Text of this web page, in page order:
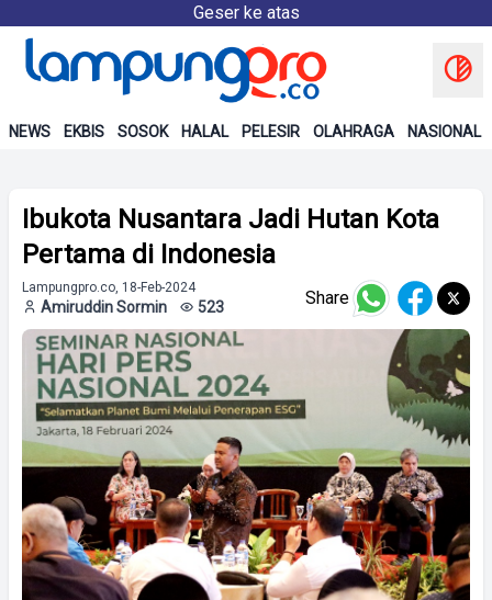
Geser ke atas
NEWS EKBIS SOSOK HALAL PELESIR OLAHRAGA NASIONAL
Ibukota Nusantara Jadi Hutan Kota
Pertama di Indonesia
Lampungpro.co, 18-Feb-2024
Amiruddin Sormin 523 Share